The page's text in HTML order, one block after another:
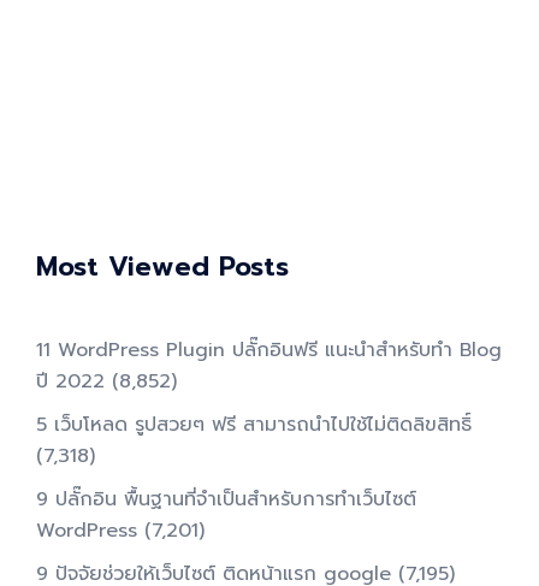
Most Viewed Posts
11 WordPress Plugin ปลั๊กอินฟรี แนะนำสำหรับทำ Blog
ปี 2022 (8,852)
5 เว็บโหลด รูปสวยๆ ฟรี สามารถนำไปใช้ไม่ติดลิขสิทธิ์
(7,318)
9 ปลั๊กอิน พื้นฐานที่จำเป็นสำหรับการทําเว็บไซต์
WordPress (7,201)
9 ปัจจัยช่วยให้เว็บไซต์ ติดหน้าแรก google (7,195)